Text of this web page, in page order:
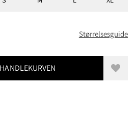
FRA 6 600 NOKStørrelsesguide
Legg